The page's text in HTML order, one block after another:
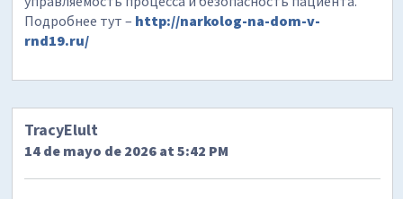
Подробнее тут – http://narkolog-na-dom-v-
rnd19.ru/
TracyElult
14 de mayo de 2026 at 5:42 PM